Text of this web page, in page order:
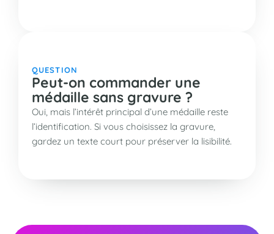
QUESTION
Peut-on commander une
médaille sans gravure ?
Oui, mais l’intérêt principal d’une médaille reste
l’identification. Si vous choisissez la gravure,
gardez un texte court pour préserver la lisibilité.